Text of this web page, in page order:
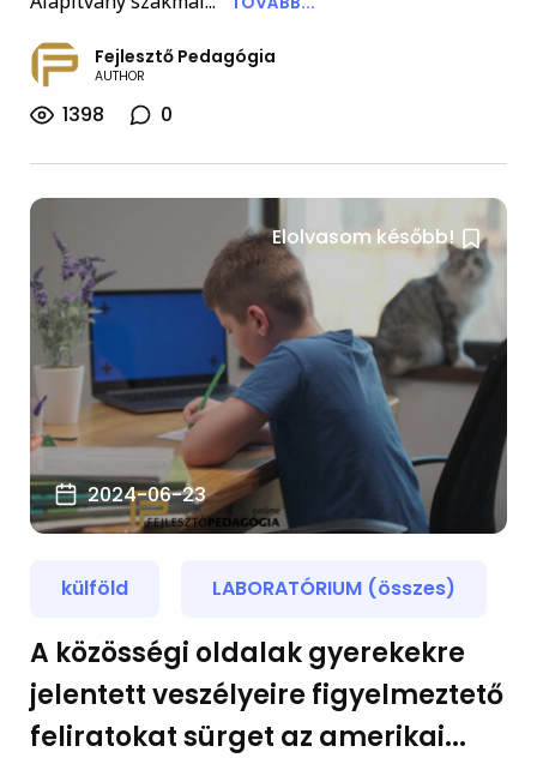
Fejlesztő Pedagógia
AUTHOR
1398 0
Elolvasom később!
2024-06-23
külföld LABORATÓRIUM (összes)
A közösségi oldalak gyerekekre
jelentett veszélyeire figyelmeztető
feliratokat sürget az amerikai...